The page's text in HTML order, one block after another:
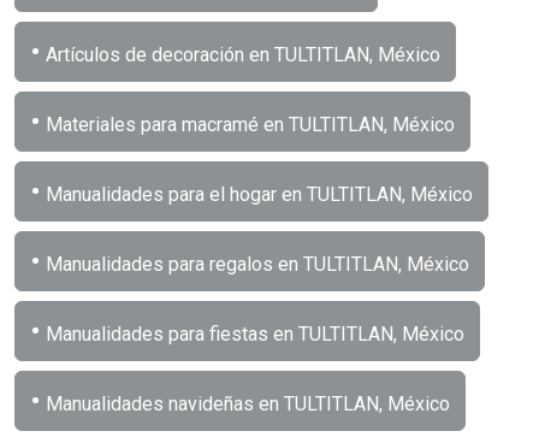
• Artículos de decoración en TULTITLAN, México
• Materiales para macramé en TULTITLAN, México
• Manualidades para el hogar en TULTITLAN, México
• Manualidades para regalos en TULTITLAN, México
• Manualidades para fiestas en TULTITLAN, México
• Manualidades navideñas en TULTITLAN, México